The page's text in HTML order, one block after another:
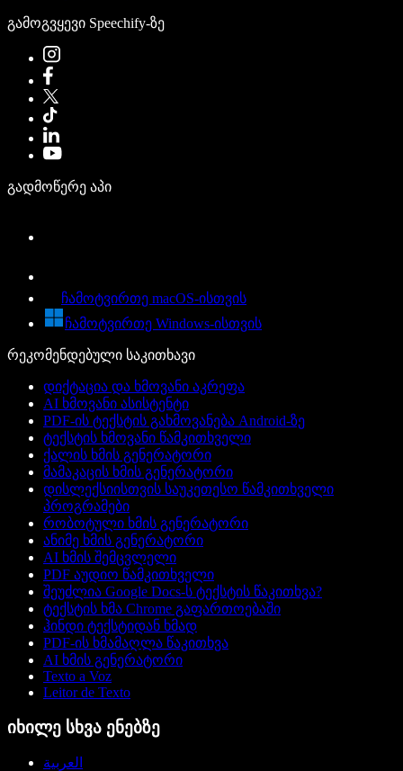
გამოგვყევი Speechify-ზე
გადმოწერე აპი
ჩამოტვირთე macOS-ისთვის
ჩამოტვირთე Windows-ისთვის
რეკომენდებული საკითხავი
დიქტაცია და ხმოვანი აკრეფა
AI ხმოვანი ასისტენტი
PDF-ის ტექსტის გახმოვანება Android-ზე
ტექსტის ხმოვანი წამკითხველი
ქალის ხმის გენერატორი
მამაკაცის ხმის გენერატორი
დისლექსიისთვის საუკეთესო წამკითხველი
პროგრამები
რობოტული ხმის გენერატორი
ანიმე ხმის გენერატორი
AI ხმის შემცვლელი
PDF აუდიო წამკითხველი
შეუძლია Google Docs-ს ტექსტის წაკითხვა?
ტექსტის ხმა Chrome გაფართოებაში
ჰინდი ტექსტიდან ხმად
PDF-ის ხმამაღლა წაკითხვა
AI ხმის გენერატორი
Texto a Voz
Leitor de Texto
იხილე სხვა ენებზე
العربية